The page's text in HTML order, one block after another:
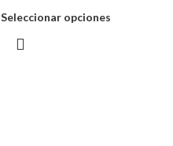
Seleccionar opciones